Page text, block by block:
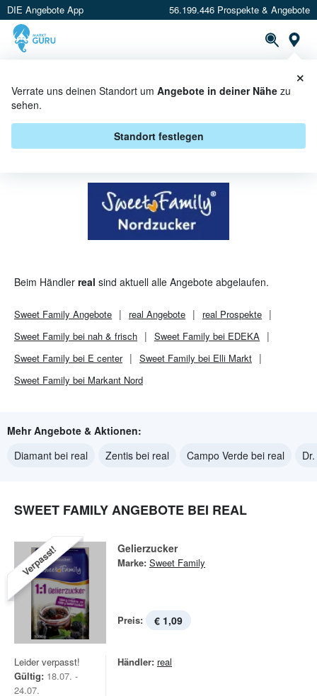
DIE Angebote App 56.199.446 Prospekte & Angebote
Verrate uns deinen Standort um Angebote in deiner Nähe zu
sehen.
Standort festlegen
×
SWEET FAMILY BEI REAL -
ANGEBOTE & AKTIONEN
Beim Händler real sind aktuell alle Angebote abgelaufen.
Sweet Family Angebote real Angebote real Prospekte
Sweet Family bei nah & frisch
Sweet Family bei EDEKA
Sweet Family bei E center
Sweet Family bei Elli Markt
Sweet Family bei Markant Nord
Mehr Angebote & Aktionen:
Diamant bei real
Zentis bei real Campo Verde bei real
SWEET FAMILY ANGEBOTE BEI REAL
Verpasst! Gelierzucker
Marke: Sweet Family
Preis: € 1,09
Leider verpasst!
Gültig: 18.07. -
24.07.
Händler: real